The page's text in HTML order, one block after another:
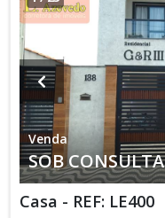
Venda
SOB CONSULTA
Casa - REF: LE400